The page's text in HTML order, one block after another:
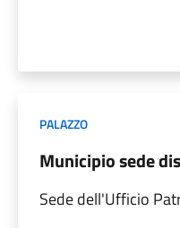
PALAZZO
Municipio sede
Sede dell'Ufficio